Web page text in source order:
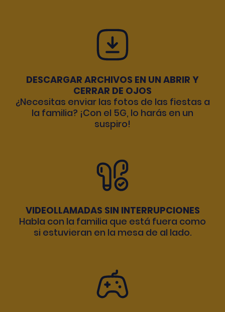
DESCARGAR ARCHIVOS EN UN ABRIR Y
CERRAR DE OJOS
¿Necesitas enviar las fotos de las fiestas a
la familia? ¡Con el 5G, lo harás en un
suspiro!
VIDEOLLAMADAS SIN INTERRUPCIONES
Habla con la familia que está fuera como
si estuvieran en la mesa de al lado.